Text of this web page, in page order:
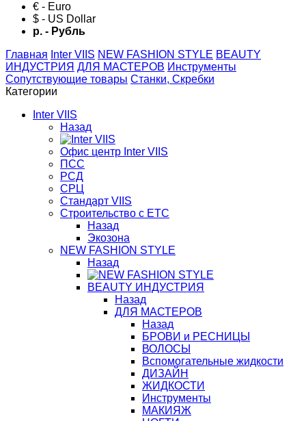
€ - Euro
$ - US Dollar
р. - Рубль
Главная Inter VIIS NEW FASHION STYLE BЕАUTY
ИНДУСТРИЯ ДЛЯ МАСТЕРОВ Инструменты
Сопутствующие товары Станки, Скребки
Категории
Inter VIIS
Назад
Офис центр Inter VIIS
ПСС
РСД
СРЦ
Стандарт VIIS
Строительство с ЕТС
Назад
Экозона
NEW FASHION STYLE
Назад
BЕАUTY ИНДУСТРИЯ
Назад
ДЛЯ МАСТЕРОВ
Назад
БРОВИ и РЕСНИЦЫ
ВОЛОСЫ
Вспомогательные жидкости
ДИЗАЙН
ЖИДКОСТИ
Инструменты
МАКИЯЖ